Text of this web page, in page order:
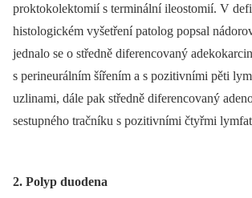
proktokolektomií s terminální ileostomií. V
histologickém vyšetření patolog popsal
jednalo se o středně diferencovaný
s perineurálním šířením a s pozitivními pěti
uzlinami, dále pak středně diferencovaný
sestupného tračníku s pozitivními čtyřmi
2. Polyp duodena